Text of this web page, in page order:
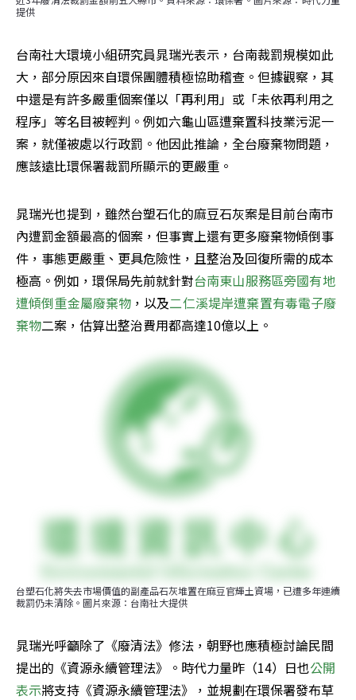
提供
台南社大環境小組研究員晁瑞光表示，台南裁罰規模如此
大，部分原因來自環保團體積極協助稽查。但據觀察，其
中還是有許多嚴重個案僅以「再利用」或「未依再利用之
程序」等名目被輕判。例如六龜山區遭棄置科技業污泥一
案，就僅被處以行政罰。他因此推論，全台廢棄物問題，
應該遠比環保署裁罰所顯示的更嚴重。
晁瑞光也提到，雖然台塑石化的麻豆石灰案是目前台南市
內遭罰金額最高的個案，但事實上還有更多廢棄物傾倒事
件，事態更嚴重、更具危險性，且整治及回復所需的成本
極高。例如，環保局先前就針對台南東山服務區旁國有地
遭傾倒重金屬廢棄物 ，以及二仁溪堤岸遭棄置有毒電子廢
棄物二案，估算出整治費用都高達10億以上。
台塑石化將失去市場價值的副產品石灰堆置在麻豆官輝土資場，已遭多年連續
裁罰仍未清除。圖片來源：台南社大提供
晁瑞光呼籲除了《廢清法》修法，朝野也應積極討論民間
提出的《資源永續管理法》。時代力量昨（14）日也公開
表示將支持《資源永續管理法》，並規劃在環保署發布草